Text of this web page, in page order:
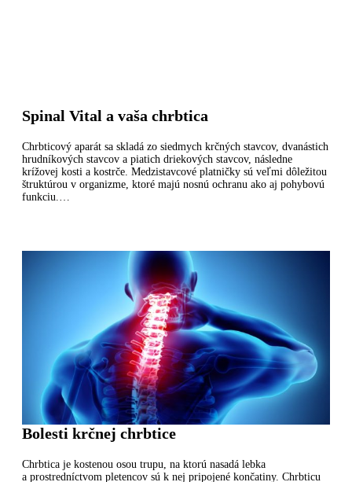
Spinal Vital a vaša chrbtica
Chrbticový aparát sa skladá zo siedmych krčných stavcov, dvanástich
hrudníkových stavcov a piatich driekových stavcov, následne
krížovej kosti a kostrče. Medzistavcové platničky sú veľmi dôležitou
štruktúrou v organizme, ktoré majú nosnú ochranu ako aj pohybovú
funkciu.…
Bolesti krčnej chrbtice
Chrbtica je kostenou osou trupu, na ktorú nasadá lebka
a prostredníctvom pletencov sú k nej pripojené končatiny. Chrbticu